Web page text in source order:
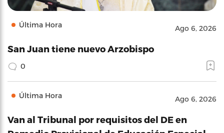
Última Hora Ago 6, 2026
San Juan tiene nuevo Arzobispo
0
Última Hora Ago 6, 2026
Van al Tribunal por requisitos del DE en